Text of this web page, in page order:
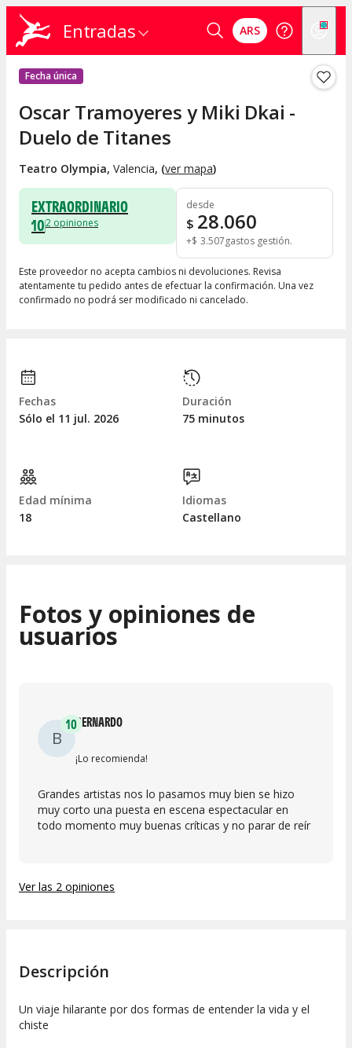
Entradas ARS
Fecha única
Oscar Tramoyeres y Miki Dkai -
Duelo de Titanes
Teatro Olympia, Valencia, (ver mapa)
EXTRAORDINARIO
102 opiniones
desde
$ 28.060
+$ 3.507gastos gestión
Este proveedor no acepta cambios ni devoluciones. Revisa
atentamente tu pedido antes de efectuar la confirmación. Una vez
confirmado no podrá ser modificado ni cancelado.
Fechas
Sólo el 11 jul. 2026
Duración
75 minutos
Edad mínima
18
Idiomas
Castellano
Fotos y opiniones de
usuarios
B
10BERNARDO
¡Lo recomienda!
Grandes artistas nos lo pasamos muy bien se hizo
muy corto una puesta en escena espectacular en
todo momento muy buenas críticas y no parar de reír
Ver las 2 opiniones
Descripción
Un viaje hilarante por dos formas de entender la vida y el
chiste